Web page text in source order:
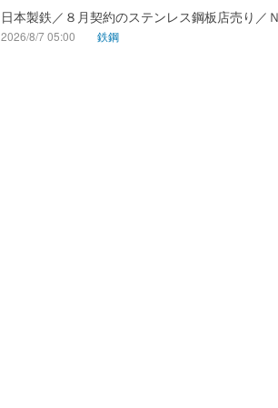
日本製鉄／８月契約のステンレス鋼板店売り／
2026/8/7 05:00 鉄鋼